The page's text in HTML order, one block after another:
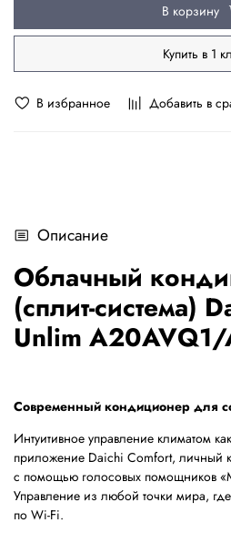
В избранное Добавить в
В корзину
Купить в 1
Описание
Облачный
(сплит-система)
Unlim
Современный кондиционер для
Интуитивное управление климатом
приложение Daichi Comfort, личный
с помощью голосовых помощников
Управление из любой точки мира, где
по Wi-Fi.